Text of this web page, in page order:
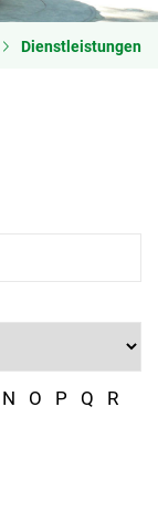
Dienstleistungen
N O P Q
R